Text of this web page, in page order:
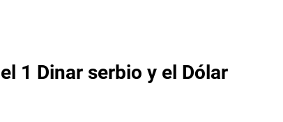
1 Dinar serbio y el Dólar